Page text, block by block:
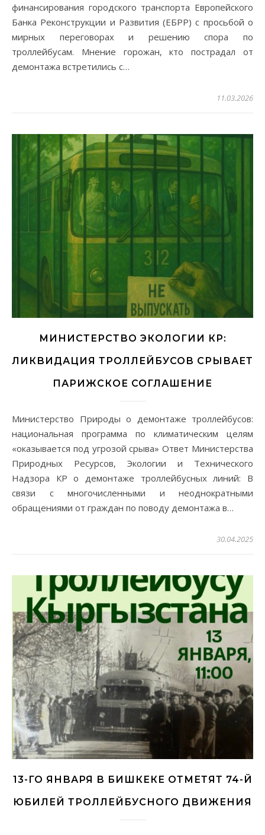
финансирования городского транспорта Европейского
Банка Реконструкции и Развития (ЕБРР) с просьбой о
мирных переговорах и решению спора по
троллейбусам. Мнение горожан, кто пострадал от
демонтажа встретились с…
11.03.2026
МИНИСТЕРСТВО ЭКОЛОГИИ КР:
ЛИКВИДАЦИЯ ТРОЛЛЕЙБУСОВ СРЫВАЕТ
ПАРИЖСКОЕ СОГЛАШЕНИЕ
Министерство Природы о демонтаже троллейбусов:
национальная программа по климатическим целям
«оказывается под угрозой срыва» Ответ Министерства
Природных Ресурсов, Экологии и Технического
Надзора КР о демонтаже троллейбусных линий: В
связи с многочисленными и неоднократными
обращениями от граждан по поводу демонтажа в…
30.04.2025
13-ГО ЯНВАРЯ В БИШКЕКЕ ОТМЕТЯТ 74-Й
ЮБИЛЕЙ ТРОЛЛЕЙБУСНОГО ДВИЖЕНИЯ